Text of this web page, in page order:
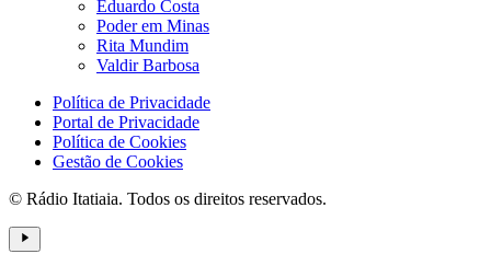
Eduardo Costa
Poder em Minas
Rita Mundim
Valdir Barbosa
Política de Privacidade
Portal de Privacidade
Política de Cookies
Gestão de Cookies
© Rádio Itatiaia. Todos os direitos reservados.